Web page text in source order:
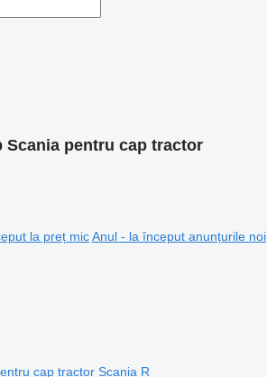
Scania pentru cap tractor
la preț mic Anul - la început anunțurile noi